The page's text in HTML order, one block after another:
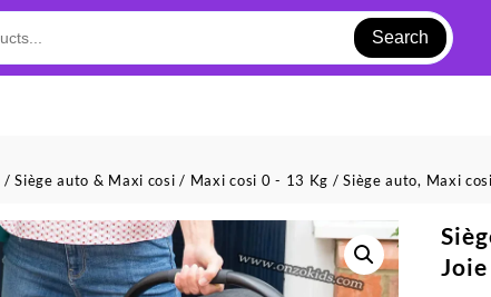
Search
/Siège auto & Maxi cosi / Maxi cosi 0 - 13 Kg / Siège auto, Maxi
Joie